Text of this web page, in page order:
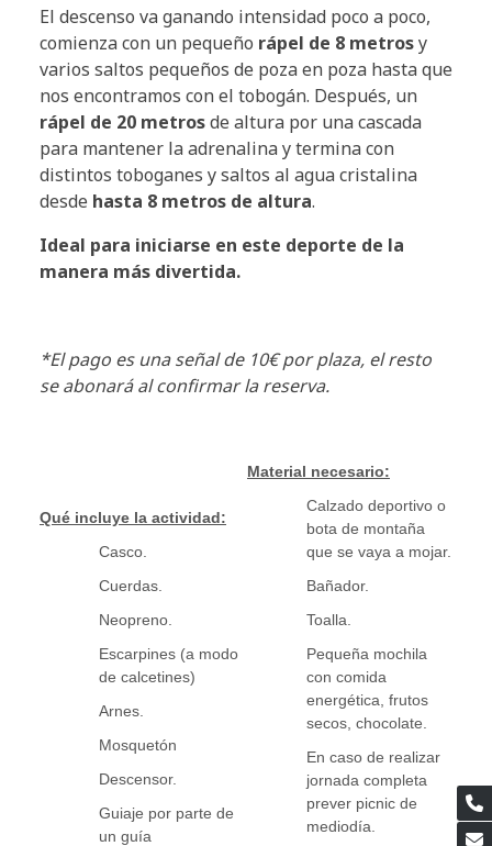
El descenso va ganando intensidad poco a poco,
comienza con un pequeño rápel de 8 metrosy
varios saltos pequeños de poza en poza hasta que
nos encontramos con el tobogán. Después, un
rápel de 20 metrosde altura por una cascada
para mantener la adrenalina y termina con
distintos toboganes y saltos al agua cristalina
desde hasta 8 metros de altura.
Ideal para iniciarse en este deporte de la
manera más divertida.
*El pago es una señal de 10€ por plaza, el resto
se abonará al confirmar la reserva.
Qué incluye la actividad:
Casco.
Cuerdas.
Neopreno.
Escarpines (a modo
de calcetines)
Arnes.
Mosquetón
Descensor.
Guiaje por parte de
un guía
Material necesario:
Calzado deportivo o
bota de montaña
que se vaya a mojar.
Bañador.
Toalla.
Pequeña mochila
con comida
energética, frutos
secos, chocolate.
En caso de realizar
jornada completa
prever picnic de
mediodía.